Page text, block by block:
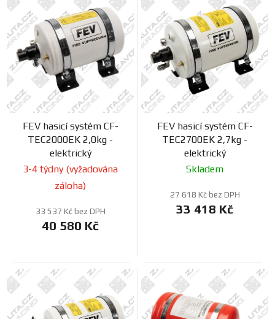
FANOUŠCI
Profil
firmy
Obchodní
podmínky
Doprava
Ceníky
Prodejny
p
r
o
d
u
k
i
s
p
r
o
d
FEV hasicí systém CF-
TEC2000EK 2,0kg -
elektrický
3-4 týdny (vyžadována
záloha)
33 537 Kč bez DPH
40 580 Kč
FEV hasicí systém CF-
TEC2700EK 2,7kg -
elektrický
Skladem
27 618 Kč bez DPH
33 418 Kč